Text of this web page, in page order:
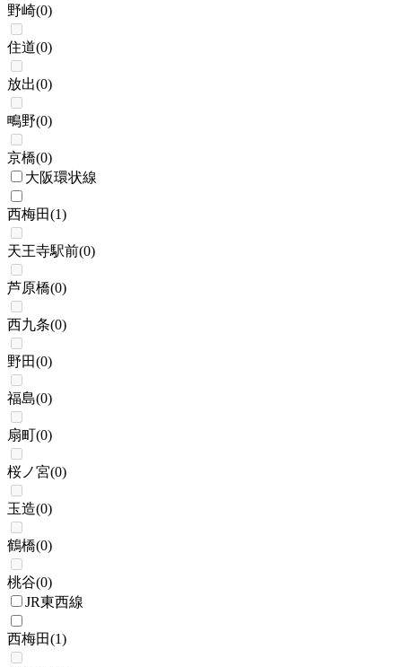
野崎(0)
住道(0)
放出(0)
鴫野(0)
京橋(0)
大阪環状線
西梅田(1)
天王寺駅前(0)
芦原橋(0)
西九条(0)
野田(0)
福島(0)
扇町(0)
桜ノ宮(0)
玉造(0)
鶴橋(0)
桃谷(0)
JR東西線
西梅田(1)